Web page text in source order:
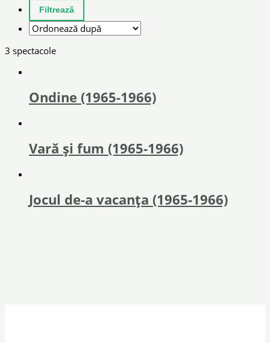
3 spectacole
Ondine (1965-1966)
Vară și fum (1965-1966)
Jocul de-a vacanța (1965-1966)